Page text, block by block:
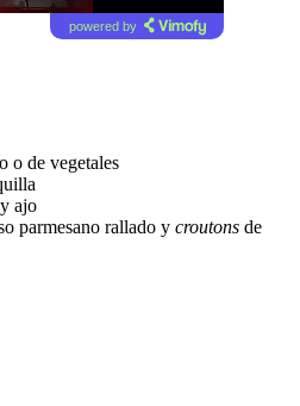
powered by
o de vegetales
ajo
parmesano rallado y croutons de